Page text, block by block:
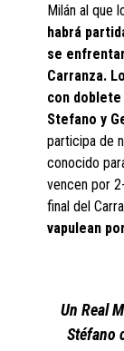
Milán al que
habrá
se
Carranza.
con
Stefano y
participa de
conocido
vencen por
final del
vapulean
Un Real
Stéfano